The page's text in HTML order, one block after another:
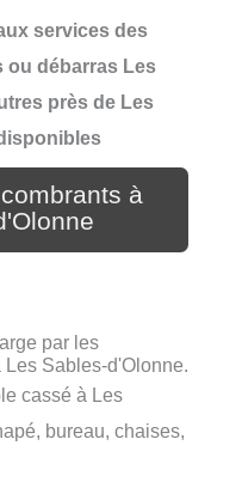
services des
ou débarras Les
près de Les
à
par les
Les Sables-d'Olonne.
cassé à Les
bureau, chaises,